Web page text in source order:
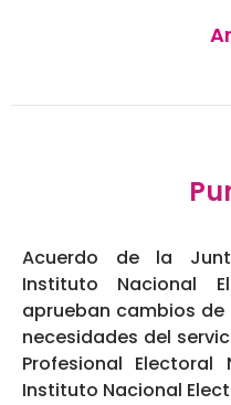
Acuerdo de la
Instituto Nacional
aprueban cambios
necesidades del
Profesional
Instituto Nacional